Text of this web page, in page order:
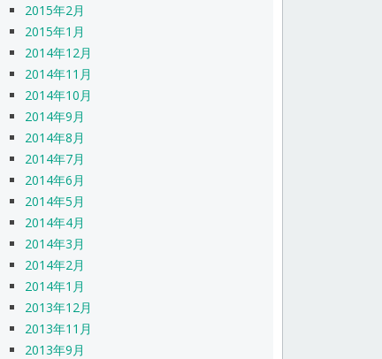
2015年2月
2015年1月
2014年12月
2014年11月
2014年10月
2014年9月
2014年8月
2014年7月
2014年6月
2014年5月
2014年4月
2014年3月
2014年2月
2014年1月
2013年12月
2013年11月
2013年9月